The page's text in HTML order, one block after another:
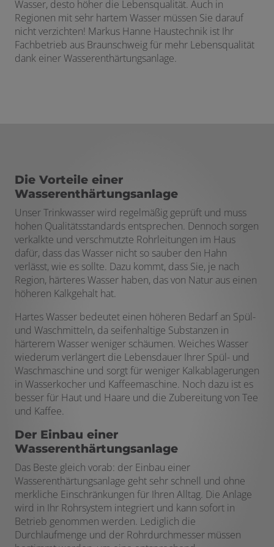
Wasser, desto höher die Lebensqualität. Auch in
Regionen mit sehr hartem Wasser müssen Sie darauf
nicht verzichten! Markus Hanne Haustechnik ist Ihr
Fachbetrieb aus Braunschweig für mehr Lebensqualität
dank einer Wasserenthärtungsanlage.
Die Vorteile einer
Wasserenthärtungsanlage
Unser Trinkwasser wird regelmäßig geprüft und muss
hohen Qualitätsstandards entsprechen. Dennoch sorgen
verkalkte und verschmutzte Rohrleitungen im Haus
dafür, dass das Wasser nicht so sauber den Hahn
verlässt, wie es sollte. Dazu kommt, dass Sie, je nach
Region, härteres Wasser haben, das von Natur aus einen
höheren Kalkgehalt hat.
Hartes Wasser bedeutet einen höheren Bedarf an Spül-
und Waschmitteln, da seifenhaltige Substanzen in
härterem Wasser weniger schäumen. Weiches Wasser
wiederum verlängert die Lebensdauer Ihrer Spül- und
Waschmaschine und sorgt für weniger Kalkablagerungen
in Wasserkocher und Kaffeemaschine. Noch dazu ist es
besser für Haut und Haare und die Zubereitung von Tee
und Kaffee.
Der Einbau einer
Wasserenthärtungsanlage
Das Beste gleich vorab: der Einbau einer
Wasserenthärtungsanlage geht sehr schnell und ohne
merkliche Einschränkungen für Ihren Alltag. Die Anlage
wird in Ihr Rohrsystem integriert und kann sofort in
Betrieb genommen werden. Lediglich die
Durchlaufmenge und der Rohrdurchmesser müssen